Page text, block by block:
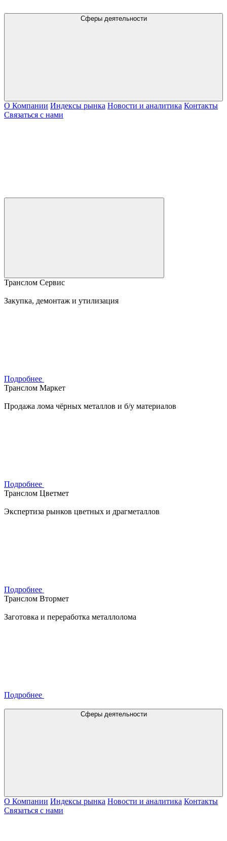
Сферы деятельности
О Компании Индексы рынка Новости и аналитика Контакты
Связаться с нами
Транслом Сервис
Закупка, демонтаж и утилизация
Подробнее
Транслом Маркет
Продажа лома чёрных металлов и б/у материалов
Подробнее
Транслом Цветмет
Экспертиза рынков цветных и драгметаллов
Подробнее
Транслом Втормет
Заготовка и переработка металлолома
Подробнее
Сферы деятельности
О Компании Индексы рынка Новости и аналитика Контакты
Связаться с нами